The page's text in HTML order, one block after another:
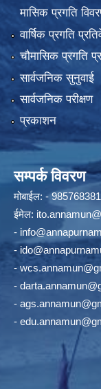
मासिक प्रगति
वार्षिक प्रगति
चौमासिक प्रगति
सार्वजनिक सुनुवाई
सार्वजनिक परीक्षण
प्रकाशन
सम्पर्क विवरण
मोबाईल: -
ईमेल:
-
-
-
-
-
-